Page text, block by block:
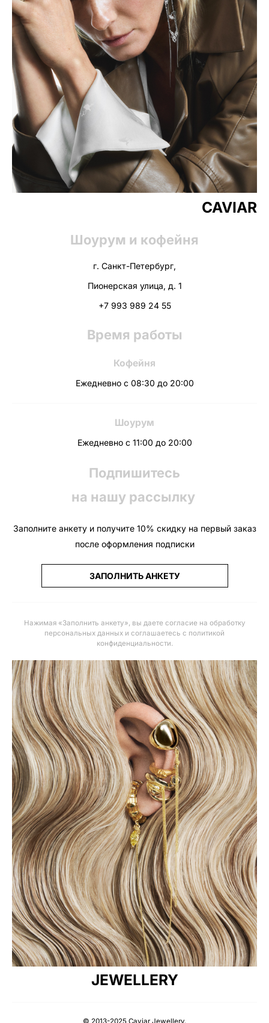
CAVIAR
Шоурум и кофейня
г. Санкт-Петербург,
Пионерская улица, д. 1
+7 993 989 24 55
Время работы
Кофейня
Ежедневно с 08:30 до 20:00
Шоурум
Ежедневно с 11:00 до 20:00
Подпишитесь
на нашу рассылку
Заполните анкету и получите 10% скидку на первый заказ
после оформления подписки
ЗАПОЛНИТЬ АНКЕТУ
Нажимая «Заполнить анкету», вы даете согласие на обработку
персональных данных и соглашаетесь с политикой
конфиденциальности.
JEWELLERY
© 2013-2025 Caviar Jewellery.